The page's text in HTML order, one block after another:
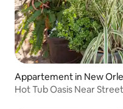
Appartement in New
Hot Tub Oasis Near